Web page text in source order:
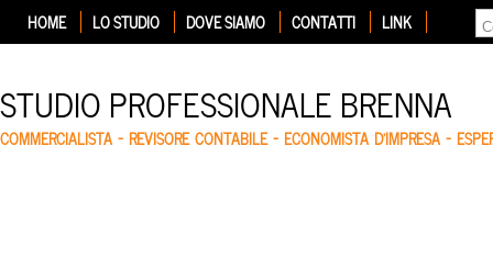
HOME LO STUDIO DOVE SIAMO CONTATTI LINK
STUDIO PROFESSIONALE BRENNA
COMMERCIALISTA – REVISORE CONTABILE – ECONOMISTA D'IMPRESA –